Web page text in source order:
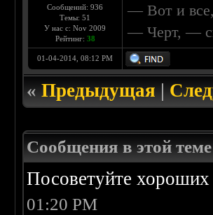
Сообщений: 936
Темы: 51
У нас с: Nov 2009
Рейтинг: 38
— Вот и
— Черт, —
01-04-2014, 08:12 PM
«Предыдущая|
Сообщения в этой теме
Посоветуйте
01:20 PM